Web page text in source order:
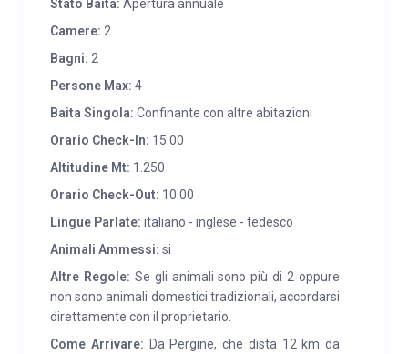
Pergine Valsugana (15 km) stazione ferroviaria,
piscina comunale, pattinaggio su ghiaccio e servizi
vari. Lago di Caldonazzo a 19 km con spiaggia libera e
attrezzata con possibilità di noleggio pedalò, canoa,
vela, windsurf. Ad un’ora di automobile si raggiungono
le piste da sci della Val di Fiemme, del Monte Bondone
Stato Baita: Apertura annuale
Camere: 2
Bagni: 2
Persone Max: 4
Baita Singola: Confinante con altre abitazioni
Orario Check-In: 15.00
Altitudine Mt: 1.250
Orario Check-Out: 10.00
Lingue Parlate: italiano - inglese - tedesco
Animali Ammessi: si
Altre Regole: Se gli animali sono più di 2 oppure
non sono animali domestici tradizionali, accordarsi
direttamente con il proprietario.
Come Arrivare: Da Pergine, che dista 12 km da